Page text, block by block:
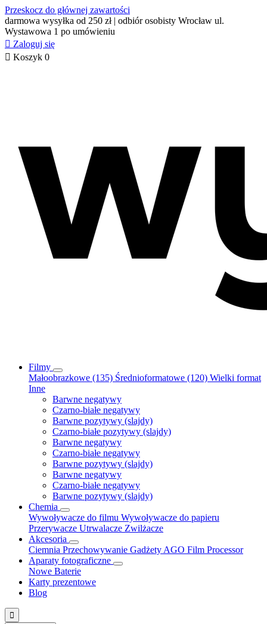
Przeskocz do głównej zawartości
darmowa wysyłka od 250 zł | odbiór osobisty Wrocław ul.
Wystawowa 1 po umówieniu
 Zaloguj się
 Koszyk 0
Filmy
Małoobrazkowe (135) Średnioformatowe (120) Wielki format
Inne
Barwne negatywy
Czarno-białe negatywy
Barwne pozytywy (slajdy)
Czarno-białe pozytywy (slajdy)
Barwne negatywy
Czarno-białe negatywy
Barwne pozytywy (slajdy)
Barwne negatywy
Czarno-białe negatywy
Barwne pozytywy (slajdy)
Chemia
Wywoływacze do filmu Wywoływacze do papieru
Przerywacze Utrwalacze Zwilżacze
Akcesoria
Ciemnia Przechowywanie Gadżety AGO Film Processor
Aparaty fotograficzne
Nowe Baterie
Karty prezentowe
Blog
